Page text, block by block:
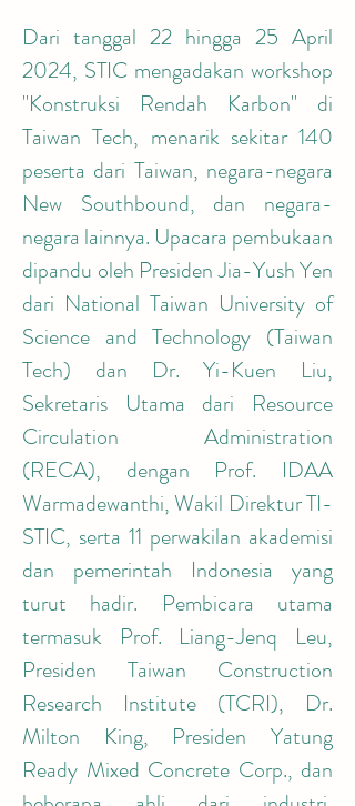
Dari tanggal 22 hingga 25 April
2024, STIC mengadakan workshop
"Konstruksi Rendah Karbon" di
Taiwan Tech, menarik sekitar 140
peserta dari Taiwan, negara-negara
New Southbound, dan negara-
negara lainnya. Upacara pembukaan
dipandu oleh Presiden Jia-Yush Yen
dari National Taiwan University of
Science and Technology (Taiwan
Tech) dan Dr. Yi-Kuen Liu,
Sekretaris Utama dari Resource
Circulation Administration
(RECA), dengan Prof. IDAA
Warmadewanthi, Wakil Direktur TI-
STIC, serta 11 perwakilan akademisi
dan pemerintah Indonesia yang
turut hadir. Pembicara utama
termasuk Prof. Liang-Jenq Leu,
Presiden Taiwan Construction
Research Institute (TCRI), Dr.
Milton King, Presiden Yatung
Ready Mixed Concrete Corp., dan